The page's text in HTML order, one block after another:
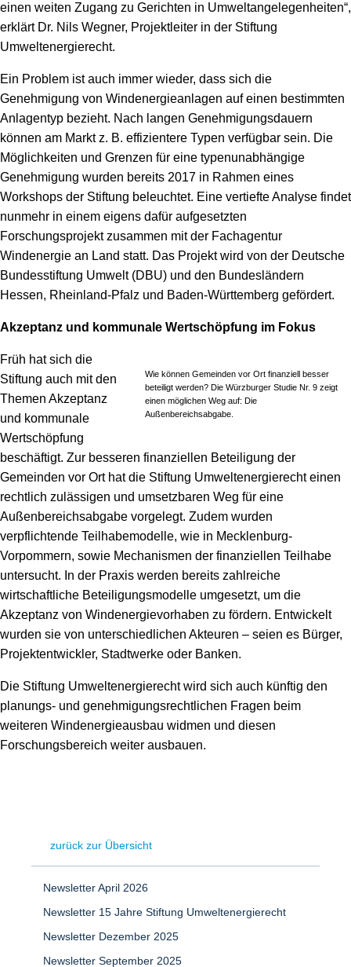
einen weiten Zugang zu Gerichten in Umweltangelegenheiten“,
erklärt Dr. Nils Wegner, Projektleiter in der Stiftung
Umweltenergierecht.
Ein Problem ist auch immer wieder, dass sich die
Genehmigung von Windenergieanlagen auf einen bestimmten
Anlagentyp bezieht. Nach langen Genehmigungsdauern
können am Markt z. B. effizientere Typen verfügbar sein. Die
Möglichkeiten und Grenzen für eine typenunabhängige
Genehmigung wurden bereits 2017 in Rahmen eines
Workshops der Stiftung beleuchtet. Eine vertiefte Analyse findet
nunmehr in einem eigens dafür aufgesetzten
Forschungsprojekt zusammen mit der Fachagentur
Windenergie an Land statt. Das Projekt wird von der Deutsche
Bundesstiftung Umwelt (DBU) und den Bundesländern
Hessen, Rheinland-Pfalz und Baden-Württemberg gefördert.
Akzeptanz und kommunale Wertschöpfung im Fokus
Wie können Gemeinden vor Ort finanziell besser
beteiligt werden? Die Würzburger Studie Nr. 9 zeigt
einen möglichen Weg auf: Die
Außenbereichsabgabe.
Früh hat sich die
Stiftung auch mit den
Themen Akzeptanz
und kommunale
Wertschöpfung
beschäftigt. Zur besseren finanziellen Beteiligung der
Gemeinden vor Ort hat die Stiftung Umweltenergierecht einen
rechtlich zulässigen und umsetzbaren Weg für eine
Außenbereichsabgabe vorgelegt. Zudem wurden
verpflichtende Teilhabemodelle, wie in Mecklenburg-
Vorpommern, sowie Mechanismen der finanziellen Teilhabe
untersucht. In der Praxis werden bereits zahlreiche
wirtschaftliche Beteiligungsmodelle umgesetzt, um die
Akzeptanz von Windenergievorhaben zu fördern. Entwickelt
wurden sie von unterschiedlichen Akteuren – seien es Bürger,
Projektentwickler, Stadtwerke oder Banken.
Die Stiftung Umweltenergierecht wird sich auch künftig den
planungs- und genehmigungsrechtlichen Fragen beim
weiteren Windenergieausbau widmen und diesen
Forschungsbereich weiter ausbauen.
zurück zur Übersicht
Newsletter April 2026
Newsletter 15 Jahre Stiftung Umweltenergierecht
Newsletter Dezember 2025
Newsletter September 2025